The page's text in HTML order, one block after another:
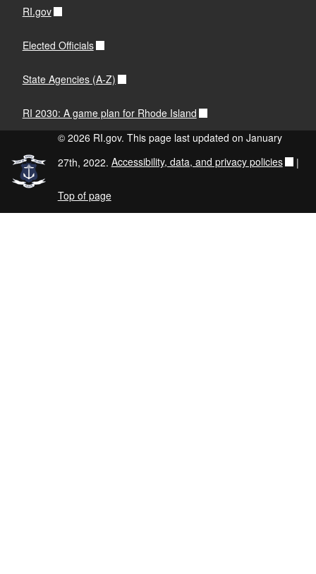
RI.gov
Elected Officials
State Agencies (A-Z)
RI 2030: A game plan for Rhode Island
© 2026 RI.gov. This page last updated on January
27th, 2022. Accessibility, data, and privacy policies |
Top of page